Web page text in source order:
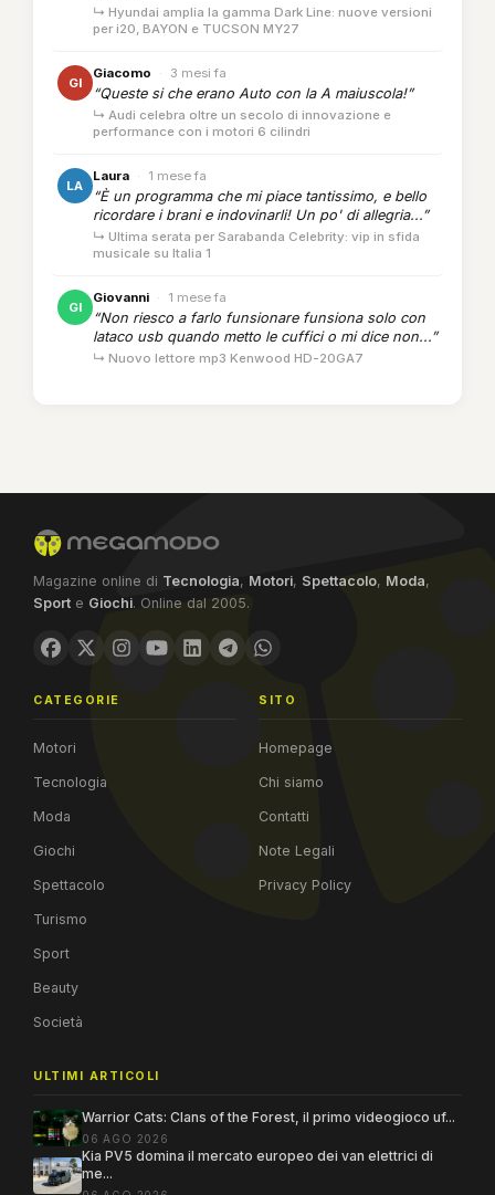
↳ Hyundai amplia la gamma Dark Line: nuove versioni
per i20, BAYON e TUCSON MY27
GI
Giacomo · 3 mesi fa
“Queste si che erano Auto con la A maiuscola!”
↳ Audi celebra oltre un secolo di innovazione e
performance con i motori 6 cilindri
LA
Laura · 1 mese fa
“È un programma che mi piace tantissimo, e bello
ricordare i brani e indovinarli! Un po' di allegria...”
↳ Ultima serata per Sarabanda Celebrity: vip in sfida
musicale su Italia 1
GI
Giovanni · 1 mese fa
“Non riesco a farlo funsionare funsiona solo con
lataco usb quando metto le cuffici o mi dice non...”
↳ Nuovo lettore mp3 Kenwood HD-20GA7
Magazine online di Tecnologia, Motori, Spettacolo, Moda,
Sport e Giochi. Online dal 2005.
CATEGORIE
Motori
Tecnologia
Moda
Giochi
Spettacolo
Turismo
Sport
Beauty
Società
SITO
Homepage
Chi siamo
Contatti
Note Legali
Privacy Policy
ULTIMI ARTICOLI
Warrior Cats: Clans of the Forest, il primo videogioco uf...
06 AGO 2026
Kia PV5 domina il mercato europeo dei van elettrici di
me...